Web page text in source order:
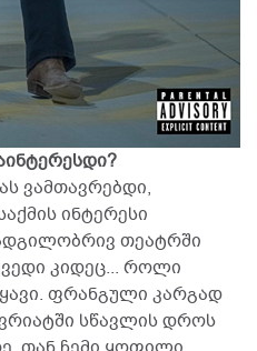
ვამთავრებდი,
ინტერესი
თეატრში
კიდეც... როლი
ფრანგული კარგად
სწავლის დროს